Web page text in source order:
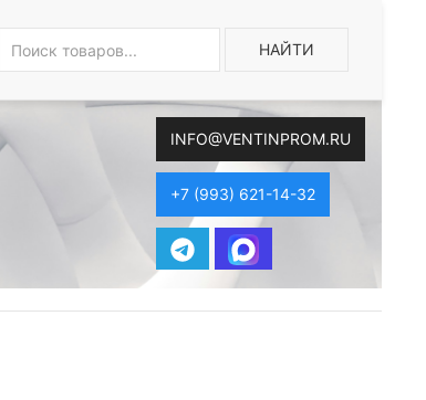
НАЙТИ
INFO@VENTINPROM.RU
+7 (993) 621-14-32